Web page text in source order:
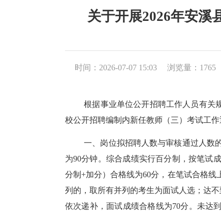
关于开展2026年安溪
时间：2026-07-07 15:03 浏览量： 1765
根据事业单位公开招聘工作人员有关
校公开招聘编制内新任教师（三）考试工作
一、岗位拟招聘人数与审核通过人数
为90分钟。综合成绩实行百分制，按笔试
分制+加分）合格线为60分，在笔试合格
列的，取所有并列的考生为面试人选；达
依次递补，面试成绩合格线为70分。未达